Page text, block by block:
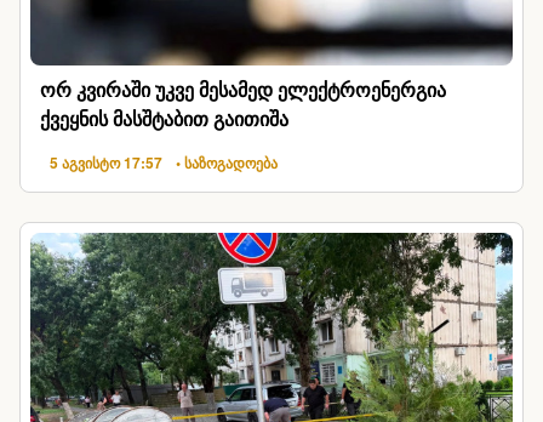
ორ კვირაში უკვე მესამედ ელექტროენერგია
ქვეყნის მასშტაბით გაითიშა
5 აგვისტო 17:57 • საზოგადოება